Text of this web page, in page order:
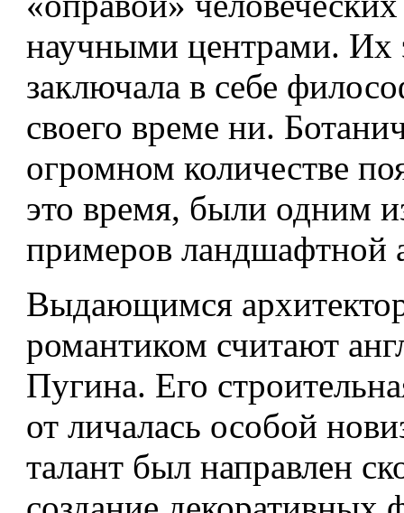
научными центрами. Их
заключала в себе
своего време­ ни.
огромном количестве
это время, были одним
примеров ландшафтной
Выдающимся
романтиком считают
Пугина. Его
от­ личалась особой
талант был направ­лен